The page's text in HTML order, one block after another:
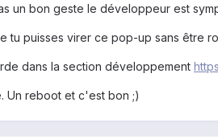
un bon geste le développeur est
tu puisses virer ce pop-up sans être
dans la section développement
Un reboot et c'est bon ;)